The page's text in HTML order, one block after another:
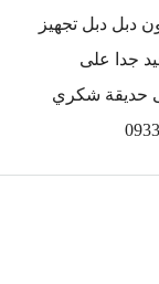
وصالون دبل دبل تجهيز
جدا على
حديقة شكري